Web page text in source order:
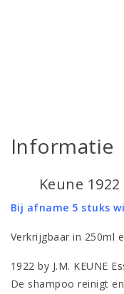
Informatie
Keune
Bij afname 5 stuks
Verkrijgbaar in 250ml
1922 by J.M. KEUNE
De shampoo reinigt